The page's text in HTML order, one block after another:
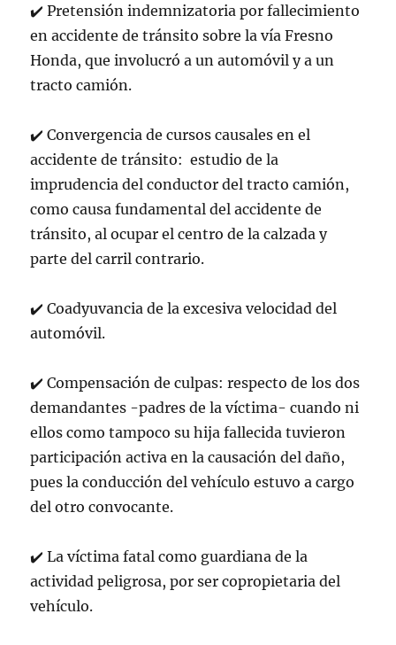
✔ Pretensión indemnizatoria por fallecimiento
en accidente de tránsito sobre la vía Fresno
Honda, que involucró a un automóvil y a un
tracto camión.
✔ Convergencia de cursos causales en el
accidente de tránsito: estudio de la
imprudencia del conductor del tracto camión,
como causa fundamental del accidente de
tránsito, al ocupar el centro de la calzada y
parte del carril contrario.
✔ Coadyuvancia de la excesiva velocidad del
automóvil.
✔ Compensación de culpas: respecto de los dos
demandantes -padres de la víctima- cuando ni
ellos como tampoco su hija fallecida tuvieron
participación activa en la causación del daño,
pues la conducción del vehículo estuvo a cargo
del otro convocante.
✔ La víctima fatal como guardiana de la
actividad peligrosa, por ser copropietaria del
vehículo.